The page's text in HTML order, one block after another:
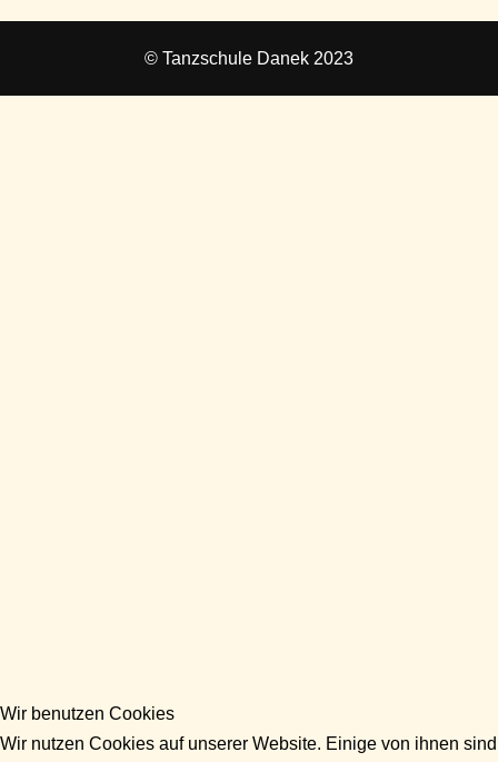
© Tanzschule Danek 2023
Wir benutzen Cookies
Wir nutzen Cookies auf unserer Website. Einige von ihnen sind